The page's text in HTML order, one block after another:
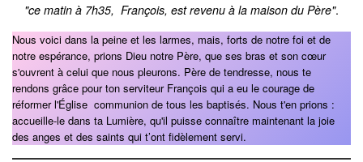
"ce matin à 7h35, François, est revenu à la maison du Père".
Nous voici dans la peine et les larmes, mais, forts de notre foi et de
notre espérance, prions Dieu notre Père, que ses bras et son cœur
s'ouvrent à celui que nous pleurons. Père de tendresse, nous te
rendons grâce pour ton serviteur François qui a eu le courage de
réformer l'Église communion de tous les baptisés. Nous t'en prions :
accueille-le dans ta Lumière, qu'il puisse connaître maintenant la joie
des anges et des saints qui t’ont fidèlement servi.